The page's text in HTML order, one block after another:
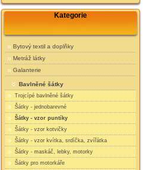
Kategorie
Bytový textil a doplňky
Metráž látky
Galanterie
Bavlněné šátky
Trojcípé bavlněné šátky
Šátky - jednobarevné
Šátky - vzor puntíky
Šátky - vzor kotvičky
Šátky - vzor kvítka, srdíčka, zvířátka
Šátky - maskáč, lebky, motorky
Šátky pro motorkáře